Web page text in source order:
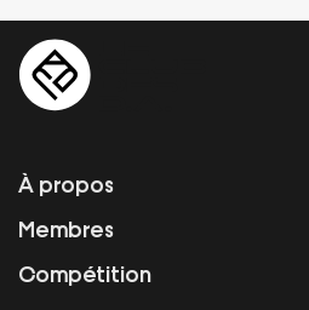
À propos
Membres
Compétition